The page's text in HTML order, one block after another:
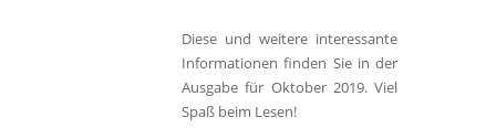
Diese und weitere interessante
Informationen finden Sie in der
Ausgabe für Oktober 2019. Viel
Spaß beim Lesen!